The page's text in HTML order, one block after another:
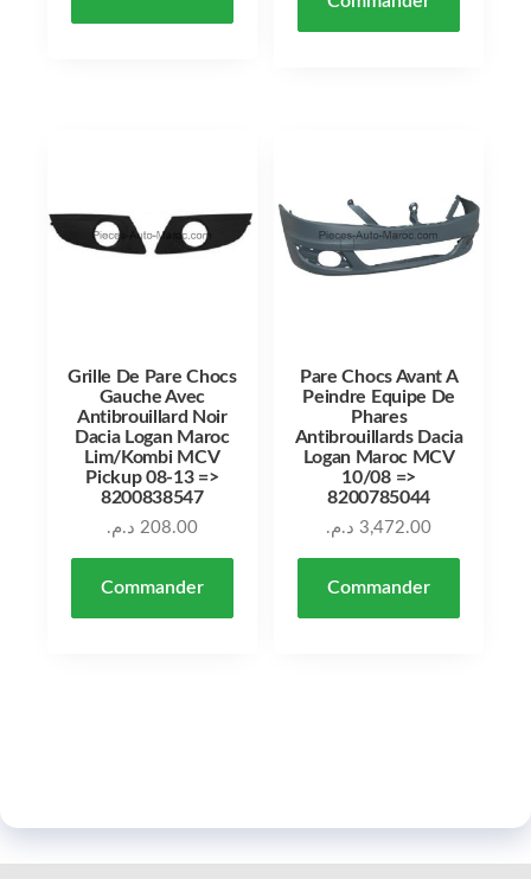
Grille De Pare Chocs
Gauche Avec
Antibrouillard Noir
Dacia Logan Maroc
Lim/Kombi MCV
Pickup 08-13 =>
8200838547
208.00 د.م.
Commander
Pare Chocs Avant A
Peindre Equipe De
Phares
Antibrouillards Dacia
Logan Maroc MCV
10/08 =>
8200785044
3,472.00 د.م.
Commander